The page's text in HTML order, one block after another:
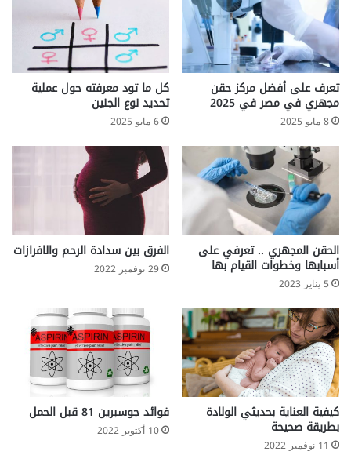
د
م
ل
م
ر
ض
ى
ا
ل
س
ل
م
ه
ب
ل
ى
ا
ك
ف
تعرف على أفضل مركز حقن
مجهري في مصر في 2025
8 مايو 2025
كل ما تود معرفته حول عملية
تحديد نوع الجنين
6 مايو 2025
الحقن المجهري .. تعرفي على
أسبابها وخطوات القيام بها
5 يناير 2023
الفرق بين سدادة الرحم والافرازات
29 نوفمبر 2022
كيفية العناية بحديثي الولادة
بطريقة صحيحة
11 نوفمبر 2022
فوائد جوسبرين 81 قبل الحمل
10 أكتوبر 2022